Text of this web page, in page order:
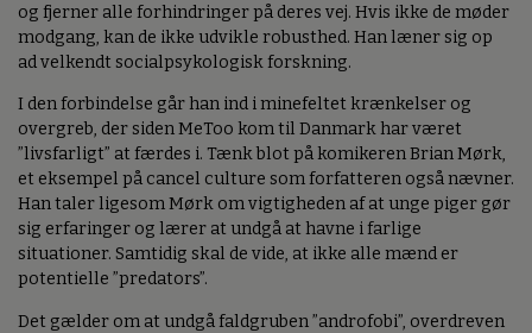
og fjerner alle forhindringer på deres vej. Hvis ikke de møder
modgang, kan de ikke udvikle robusthed. Han læner sig op
ad velkendt socialpsykologisk forskning.
I den forbindelse går han ind i minefeltet krænkelser og
overgreb, der siden MeToo kom til Danmark har været
”livsfarligt” at færdes i. Tænk blot på komikeren Brian Mørk,
et eksempel på cancel culture som forfatteren også nævner.
Han taler ligesom Mørk om vigtigheden af at unge piger gør
sig erfaringer og lærer at undgå at havne i farlige
situationer. Samtidig skal de vide, at ikke alle mænd er
potentielle ”predators”.
Det gælder om at undgå faldgruben ”androfobi”, overdreven